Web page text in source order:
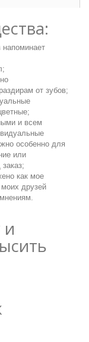
от зубов;
и всем
особенно для
или
как мое
друзей
и